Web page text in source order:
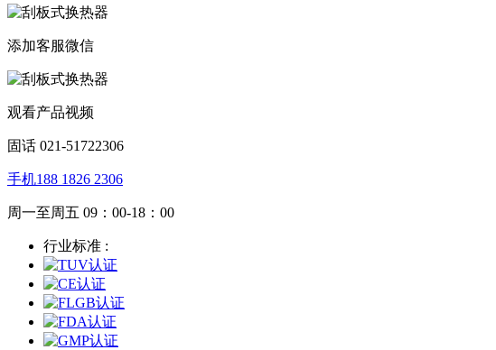
添加客服微信
观看产品视频
固话 021-51722306
手机188 1826 2306
周一至周五 09：00-18：00
行业标准 :